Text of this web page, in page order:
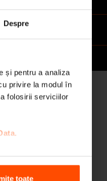
Despre
și pentru a analiza
privire la modul în
folosirii serviciilor
toate
Contactați-ne